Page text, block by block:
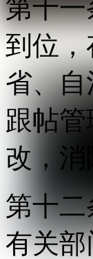
第十
到位
省、
跟帖
改，消
第十
有关